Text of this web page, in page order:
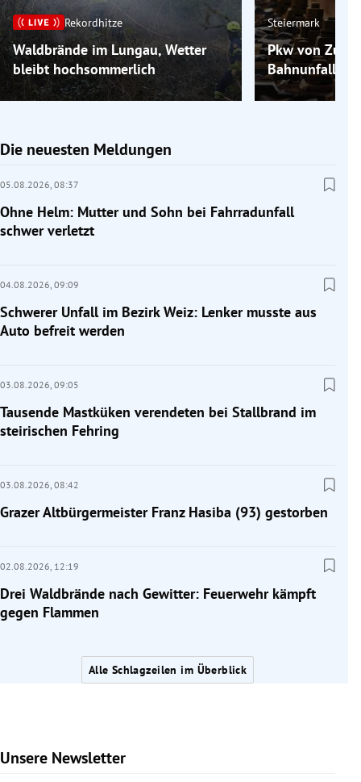
Rekordhitze
Waldbrände im Lungau, Wetter
bleibt hochsommerlich
Steiermark
Pkw von Zug
Bahnunfall
Die neuesten Meldungen
05.08.2026, 08:37
Ohne Helm: Mutter und Sohn bei Fahrradunfall
schwer verletzt
04.08.2026, 09:09
Schwerer Unfall im Bezirk Weiz: Lenker musste aus
Auto befreit werden
03.08.2026, 09:05
Tausende Mastküken verendeten bei Stallbrand im
steirischen Fehring
03.08.2026, 08:42
Grazer Altbürgermeister Franz Hasiba (93) gestorben
02.08.2026, 12:19
Drei Waldbrände nach Gewitter: Feuerwehr kämpft
gegen Flammen
Alle Schlagzeilen im Überblick
Unsere Newsletter
Slide 1 von 9